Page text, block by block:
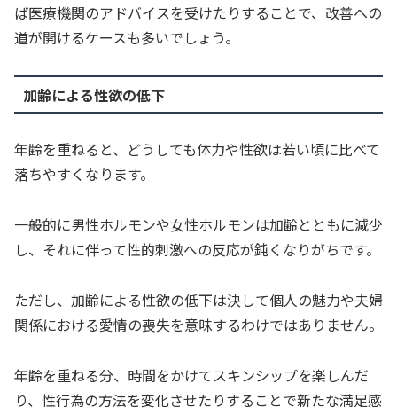
ば医療機関のアドバイスを受けたりすることで、改善への
道が開けるケースも多いでしょう。
加齢による性欲の低下
年齢を重ねると、どうしても体力や性欲は若い頃に比べて
落ちやすくなります。
一般的に男性ホルモンや女性ホルモンは加齢とともに減少
し、それに伴って性的刺激への反応が鈍くなりがちです。
ただし、加齢による性欲の低下は決して個人の魅力や夫婦
関係における愛情の喪失を意味するわけではありません。
年齢を重ねる分、時間をかけてスキンシップを楽しんだ
り、性行為の方法を変化させたりすることで新たな満足感